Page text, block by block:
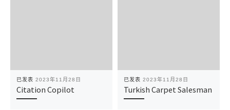
已发表 2023年11月28日
Citation Copilot
已发表 2023年11月28日
Turkish Carpet Salesman